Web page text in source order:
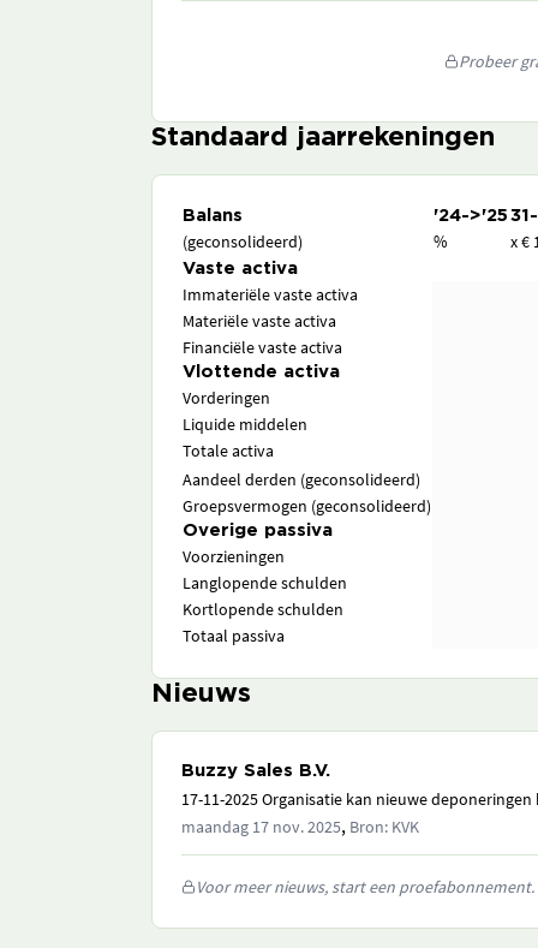
Probeer
Standaard jaarrekeningen
Balans '24->'25
(geconsolideerd) % x €
Vaste activa
Immateriële vaste activa
Materiële vaste activa
Financiële vaste activa
Vlottende activa
Vorderingen
Liquide middelen
Totale activa
Aandeel derden (geconsolideerd)
Groepsvermogen (geconsolideerd)
Overige passiva
Voorzieningen
Langlopende schulden
Kortlopende schulden
Totaal passiva
Nieuws
Buzzy Sales B.V.
17-11-2025 Organisatie kan nieuwe
maandag 17 nov. 2025, Bron: KVK
Voor meer nieuws, start een proefabonnement.